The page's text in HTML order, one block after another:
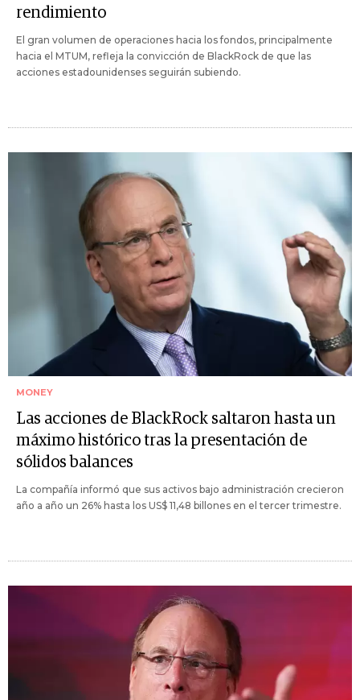
rendimiento
El gran volumen de operaciones hacia los fondos, principalmente
hacia el MTUM, refleja la convicción de BlackRock de que las
acciones estadounidenses seguirán subiendo.
MONEY
Las acciones de BlackRock saltaron hasta un
máximo histórico tras la presentación de
sólidos balances
La compañía informó que sus activos bajo administración crecieron
año a año un 26% hasta los US$ 11,48 billones en el tercer trimestre.